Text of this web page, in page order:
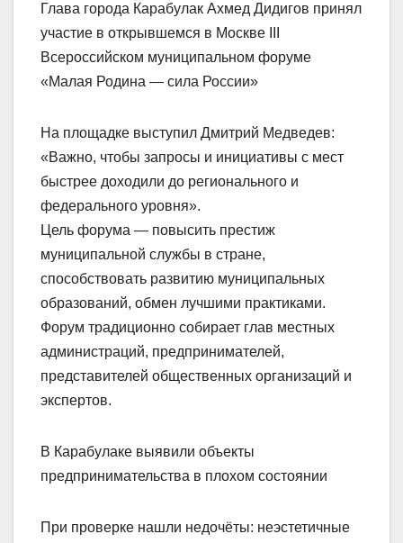
Глава города Карабулак Ахмед Дидигов принял
участие в открывшемся в Москве III
Всероссийском муниципальном форуме
«Малая Родина — сила России»
На площадке выступил Дмитрий Медведев:
«Важно, чтобы запросы и инициативы с мест
быстрее доходили до регионального и
федерального уровня».
Цель форума — повысить престиж
муниципальной службы в стране,
способствовать развитию муниципальных
образований, обмен лучшими практиками.
Форум традиционно собирает глав местных
администраций, предпринимателей,
представителей общественных организаций и
экспертов.
В Карабулаке выявили объекты
предпринимательства в плохом состоянии
При проверке нашли недочёты: неэстетичные